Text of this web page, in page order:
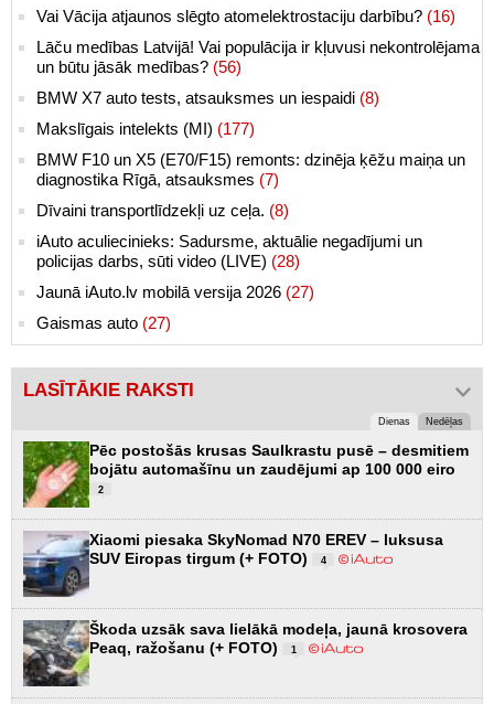
Vai Vācija atjaunos slēgto atomelektrostaciju darbību? (16)
Lāču medības Latvijā! Vai populācija ir kļuvusi nekontrolējama
un būtu jāsāk medības? (56)
BMW X7 auto tests, atsauksmes un iespaidi (8)
Makslīgais intelekts (MI) (177)
BMW F10 un X5 (E70/F15) remonts: dzinēja ķēžu maiņa un
diagnostika Rīgā, atsauksmes (7)
Dīvaini transportlīdzekļi uz ceļa. (8)
iAuto aculiecinieks: Sadursme, aktuālie negadījumi un
policijas darbs, sūti video (LIVE) (28)
Jaunā iAuto.lv mobilā versija 2026 (27)
Gaismas auto (27)
LASĪTĀKIE RAKSTI
Dienas Nedēļas
Pēc postošās krusas Saulkrastu pusē – desmitiem
bojātu automašīnu un zaudējumi ap 100 000 eiro
2
Xiaomi piesaka SkyNomad N70 EREV – luksusa
SUV Eiropas tirgum (+ FOTO)
4
Škoda uzsāk sava lielākā modeļa, jaunā krosovera
Peaq, ražošanu (+ FOTO)
1